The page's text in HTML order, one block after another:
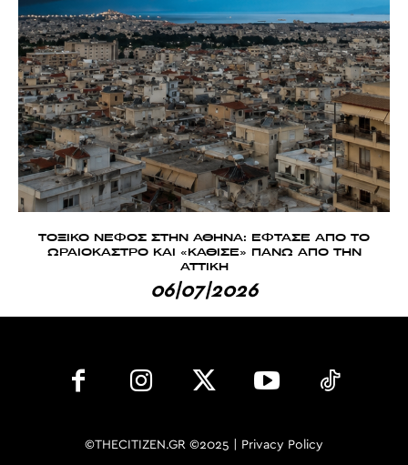
ΤΟΞΙΚΟ ΝΕΦΟΣ ΣΤΗΝ ΑΘΗΝΑ: ΕΦΤΑΣΕ ΑΠΟ ΤΟ
ΩΡΑΙΟΚΑΣΤΡΟ ΚΑΙ «ΚΑΘΙΣΕ» ΠΑΝΩ ΑΠΟ ΤΗΝ
ΑΤΤΙΚΗ
06|07|2026
©THECITIZEN.GR ©2025 | Privacy Policy